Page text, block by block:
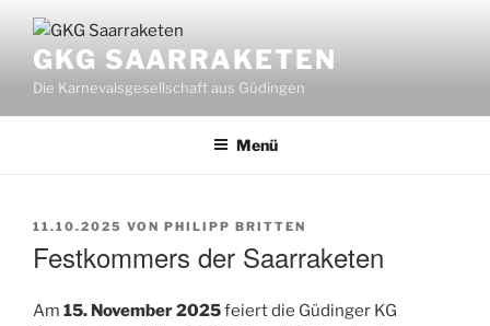
Inhalt
springenGKG SAARRAKETEN
Die Karnevalsgesellschaft aus Güdingen
Menü
VERÖFFENTLICHT
11.10.2025 VON PHILIPP BRITTEN
Festkommers der Saarraketen
Am 15. November 2025feiert die Güdinger KG